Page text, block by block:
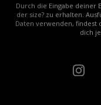
Durch die Eingabe deiner
der size? zu erhalten.
Daten verwenden, findest
dich